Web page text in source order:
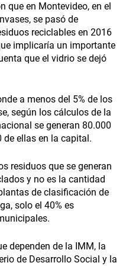
que en Montevideo, en el
se pasó de
reciclables en 2016
implicaría un importante
que el vidrio se dejó
a menos del 5% de los
según los cálculos de la
se generan 80.000
de ellas en la capital.
residuos que se generan
y no es la cantidad
de clasificación de
solo el 40% es
dependen de la IMM, la
de Desarrollo Social y la